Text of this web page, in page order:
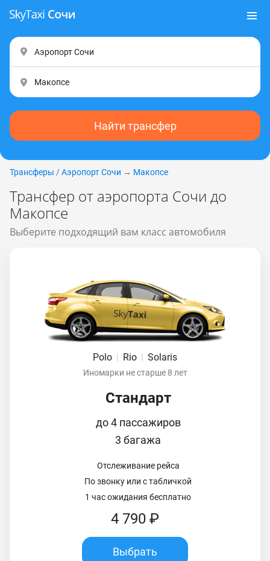
Найти трансфер
Трансферы / Аэропорт Сочи → Макопсе
Трансфер от аэропорта Сочи до
Макопсе
Выберите подходящий вам класс автомобиля
Polo | Rio | Solaris
Иномарки не старше 8 лет
Стандарт
до 4 пассажиров
3 багажа
Отслеживание рейса
По звонку или с табличкой
1 час ожидания бесплатно
4 790 ₽
Выбрать